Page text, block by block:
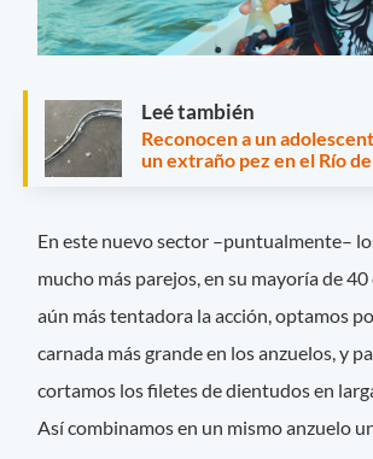
Leé también
Reconocen a un
un extraño pez en el Río
En este nuevo sector –puntualmente–
mucho más parejos, en su mayoría de 40
aún más tentadora la acción, optamos
carnada más grande en los anzuelos, y
cortamos los filetes de dientudos en
Así combinamos en un mismo anzuelo